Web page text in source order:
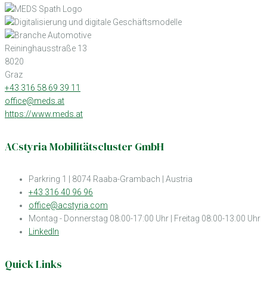
Reininghausstraße 13
8020
Graz
+43 316 58 69 39 11
office@meds.at
https://www.meds.at
ACstyria Mobilitätscluster GmbH
Parkring 1 | 8074 Raaba-Grambach | Austria
+43 316 40 96 96
office@acstyria.com
Montag - Donnerstag 08:00-17:00 Uhr | Freitag 08:00-13:00 Uhr
LinkedIn
Quick Links